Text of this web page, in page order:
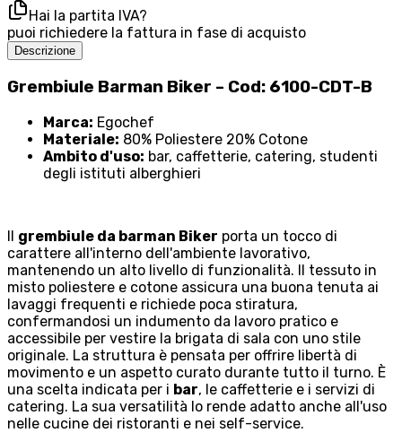
Hai la partita IVA?
puoi richiedere la fattura in fase di acquisto
Descrizione
Grembiule Barman Biker – Cod: 6100-CDT-B
Marca: Egochef
Materiale: 80% Poliestere 20% Cotone
Ambito d'uso: bar, caffetterie, catering, studenti
degli istituti alberghieri
Il grembiule da barman Biker porta un tocco di
carattere all'interno dell'ambiente lavorativo,
mantenendo un alto livello di funzionalità. Il tessuto in
misto poliestere e cotone assicura una buona tenuta ai
lavaggi frequenti e richiede poca stiratura,
confermandosi un indumento da lavoro pratico e
accessibile per vestire la brigata di sala con uno stile
originale. La struttura è pensata per offrire libertà di
movimento e un aspetto curato durante tutto il turno. È
una scelta indicata per i bar, le caffetterie e i servizi di
catering. La sua versatilità lo rende adatto anche all'uso
nelle cucine dei ristoranti e nei self-service.